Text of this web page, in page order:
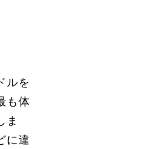
ルを
も体
ま
に違